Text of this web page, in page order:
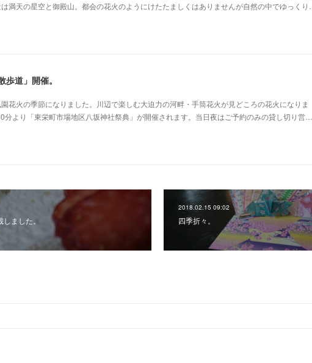
満天の星空と御殿山。都会の花火のようにけたたましくはありませんが自然の中でゆっくり…
道」開催。
花火の季節になりました。川辺で楽しむ大迫力の河畔・手筒花火が見どころの花火になりま
より「東栄町市場地区八坂神社祭典」が開催されます。当日夜はご予約のみの貸し切り営…
ました。
2018.02.15 09:02
四季折々。